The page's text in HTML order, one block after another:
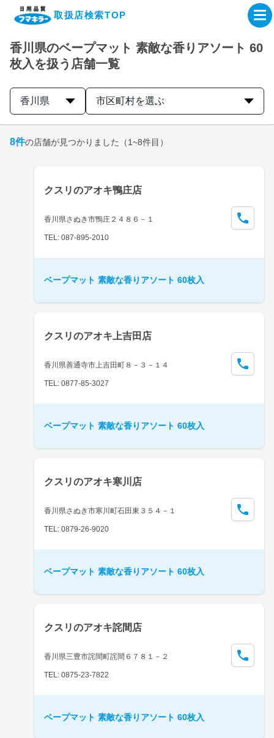
取扱店検索TOP
企業・IR情報サイト
製品情報サイト
取扱店検索はこちら
香川県のベープマット 素敵な香りアソート 60
枚入を扱う店舗一覧
香川県 市区町村を選ぶ
8件の店舗が見つかりました （1~8件目）
クスリのアオキ鴨庄店
香川県さぬき市鴨庄２４８６－１
TEL: 087-895-2010
ベープマット 素敵な香りアソート 60枚入
クスリのアオキ上吉田店
香川県善通寺市上吉田町８－３－１４
TEL: 0877-85-3027
ベープマット 素敵な香りアソート 60枚入
クスリのアオキ寒川店
香川県さぬき市寒川町石田東３５４－１
TEL: 0879-26-9020
ベープマット 素敵な香りアソート 60枚入
クスリのアオキ詫間店
香川県三豊市詫間町詫間６７８１－２
TEL: 0875-23-7822
ベープマット 素敵な香りアソート 60枚入